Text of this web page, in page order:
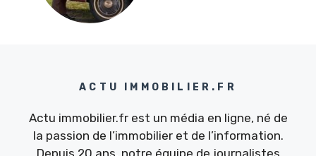
ACTU IMMOBILIER.FR
Actu immobilier.fr est un média en ligne, né de
la passion de l’immobilier et de l’information.
Depuis 20 ans, notre équipe de journalistes